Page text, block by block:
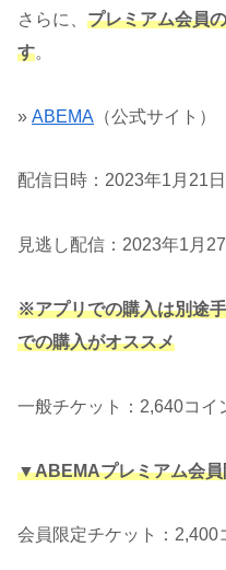
さらに、 プレミアム会員
す。
» ABEMA （公式サイト）
配信日時：2023年1月21
見逃し配信：2023年1月
※アプリでの購入は別途
での購入がオススメ
一般チケット：2,640コイ
▼ABEMAプレミアム会員
会員限定チケット：2,400